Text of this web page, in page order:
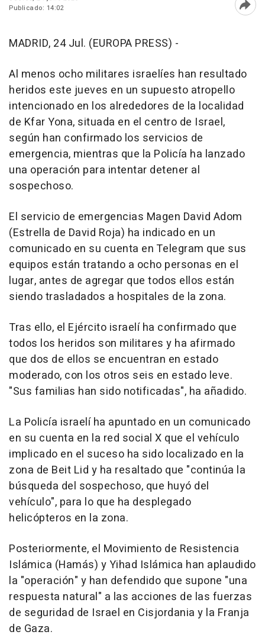
Publicado: 14:02
MADRID, 24 Jul. (EUROPA PRESS) -
Al menos ocho militares israelíes han resultado
heridos este jueves en un supuesto atropello
intencionado en los alrededores de la localidad
de Kfar Yona, situada en el centro de Israel,
según han confirmado los servicios de
emergencia, mientras que la Policía ha lanzado
una operación para intentar detener al
sospechoso.
El servicio de emergencias Magen David Adom
(Estrella de David Roja) ha indicado en un
comunicado en su cuenta en Telegram que sus
equipos están tratando a ocho personas en el
lugar, antes de agregar que todos ellos están
siendo trasladados a hospitales de la zona.
Tras ello, el Ejército israelí ha confirmado que
todos los heridos son militares y ha afirmado
que dos de ellos se encuentran en estado
moderado, con los otros seis en estado leve.
"Sus familias han sido notificadas", ha añadido.
La Policía israelí ha apuntado en un comunicado
en su cuenta en la red social X que el vehículo
implicado en el suceso ha sido localizado en la
zona de Beit Lid y ha resaltado que "continúa la
búsqueda del sospechoso, que huyó del
vehículo", para lo que ha desplegado
helicópteros en la zona.
Posteriormente, el Movimiento de Resistencia
Islámica (Hamás) y Yihad Islámica han aplaudido
la "operación" y han defendido que supone "una
respuesta natural" a las acciones de las fuerzas
de seguridad de Israel en Cisjordania y la Franja
de Gaza.